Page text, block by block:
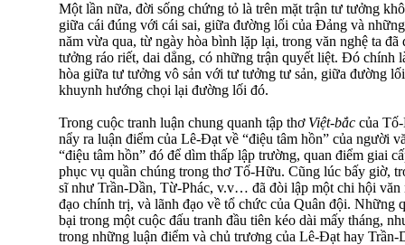
Một lần nữa, đời sống chứng tỏ là trên mặt trận tư tưởng
giữa cái đúng với cái sai, giữa đường lối của Đảng và
năm vừa qua, từ ngày hòa bình lặp lại, trong văn nghệ ta
tưởng ráo riết, dai dẳng, có những trận quyết liệt. Đó chính
hòa giữa tư tưởng vô sản với tư tưởng tư sản, giữa đường
khuynh hướng chọi lại đường lối đó.
Trong cuộc tranh luận chung quanh tập thơ Việt-bắc của
nẩy ra luận điểm của Lê-Đạt về “điệu tâm hồn” của người
“điệu tâm hồn” đó để dìm thấp lập trường, quan điểm giai
phục vụ quần chúng trong thơ Tố-Hữu. Cũng lúc bấy giờ,
sĩ như Trần-Dần, Từ-Phác, v.v… đã đòi lập một chi hội văn
đạo chính trị, và lãnh đạo về tổ chức của Quân đội. Những
bại trong một cuộc đấu tranh đầu tiên kéo dài mấy tháng,
trong những luận điểm và chủ trương của Lê-Đạt hay